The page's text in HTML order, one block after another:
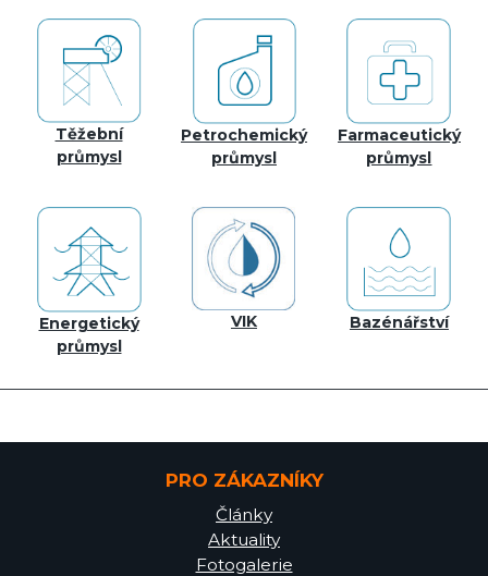
Těžební
průmysl
Petrochemický
průmysl
Farmaceutický
průmysl
Energetický
průmysl
VIK Bazénářství
PRO ZÁKAZNÍKY
Články
Aktuality
Fotogalerie